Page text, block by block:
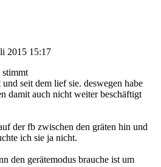
2015 15:17
stimmt
seit dem lief sie. deswegen habe
damit auch nicht weiter beschäftigt
der fb zwischen den gräten hin und
ich sie ja nicht.
den gerätemodus brauche ist um